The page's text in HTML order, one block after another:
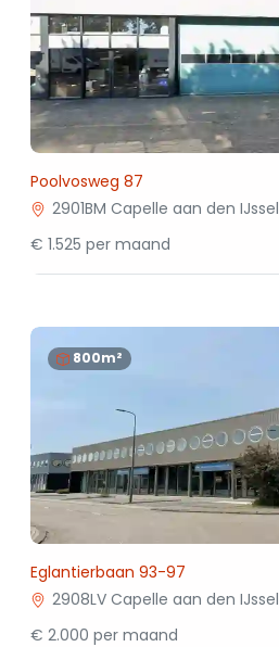
Poolvosweg 87
2901BM Capelle aan den IJssel
€ 1.525 per maand
800m²
Eglantierbaan 93-97
2908LV Capelle aan den IJssel
€ 2.000 per maand